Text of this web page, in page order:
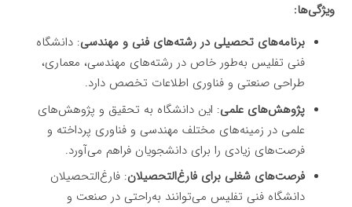
ویژگی‌ها:
برنامه‌های تحصیلی در رشته‌های فنی و مهندسی: دانشگاه
فنی تفلیس به‌طور خاص در رشته‌های مهندسی، معماری،
طراحی صنعتی و فناوری اطلاعات تخصص دارد.
پژوهش‌های علمی: این دانشگاه به تحقیق و پژوهش‌های
علمی در زمینه‌های مختلف مهندسی و فناوری پرداخته و
فرصت‌های زیادی را برای دانشجویان فراهم می‌آورد.
فرصت‌های شغلی برای فارغ‌التحصیلان: فارغ‌التحصیلان
دانشگاه فنی تفلیس می‌توانند به‌راحتی در صنعت و